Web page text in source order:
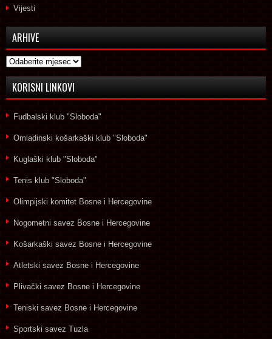
Vijesti
ARHIVE
Arhive
KORISNI LINKOVI
Fudbalski klub "Sloboda"
Omladinski košarkaški klub "Sloboda"
Kuglaški klub "Sloboda"
Tenis klub "Sloboda"
Olimpijski komitet Bosne i Hercegovine
Nogometni savez Bosne i Hercegovine
Košarkaški savez Bosne i Hercegovine
Atletski savez Bosne i Hercegovine
Plivački savez Bosne i Hercegovine
Teniski savez Bosne i Hercegovine
Sportski savez Tuzla